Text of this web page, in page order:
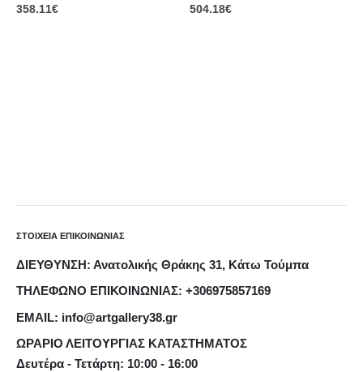
0out of 5
358.11€ 0out of 5
504.18€
ΣΤΟΙΧΕΙΑ ΕΠΙΚΟΙΝΩΝΙΑΣ
ΔΙΕΥΘΥΝΣΗ: Ανατολικής Θράκης 31, Κάτω Τούμπα
ΤΗΛΕΦΩΝΟ ΕΠΙΚΟΙΝΩΝΙΑΣ: +306975857169
EMAIL: info@artgallery38.gr
ΩΡΑΡΙΟ ΛΕΙΤΟΥΡΓΙΑΣ ΚΑΤΑΣΤΗΜΑΤΟΣ
Δευτέρα - Τετάρτη: 10:00 - 16:00